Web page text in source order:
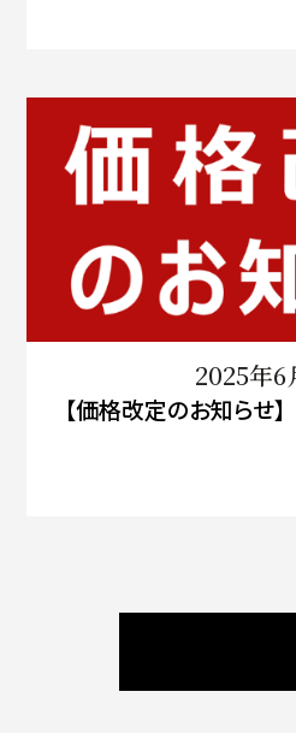
2025年6
【価格改定のお知らせ】